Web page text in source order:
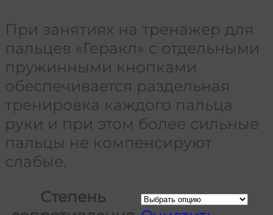
При занятиях на тренажер для
пальцев «Геракл» с отдельными
пружинными кнопками
обеспечивается раздельная
тренировка каждого пальца
руки и при этом более сильные
пальцы не компенсируют
слабые.
Степень